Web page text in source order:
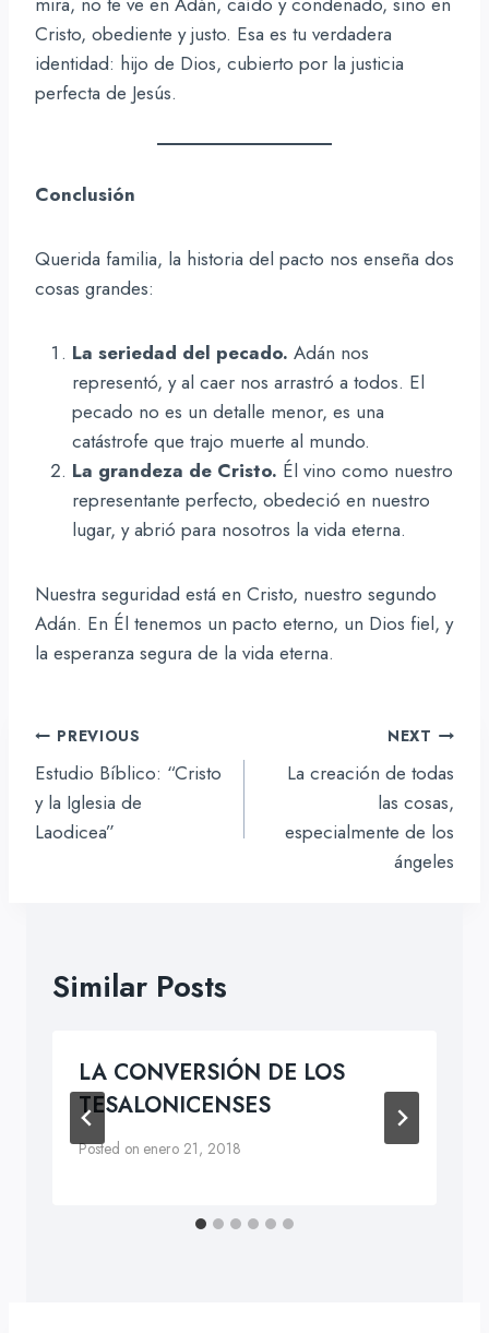
Cristo, obediente y justo. Esa es tu verdadera
identidad: hijo de Dios, cubierto por la justicia
perfecta de Jesús.
Conclusión
Querida familia, la historia del pacto nos enseña dos
cosas grandes:
La seriedad del pecado. Adán nos
representó, y al caer nos arrastró a todos. El
pecado no es un detalle menor, es una
catástrofe que trajo muerte al mundo.
La grandeza de Cristo. Él vino como nuestro
representante perfecto, obedeció en nuestro
lugar, y abrió para nosotros la vida eterna.
Nuestra seguridad está en Cristo, nuestro segundo
Adán. En Él tenemos un pacto eterno, un Dios fiel, y
la esperanza segura de la vida eterna.
Navegación
de
entradas
PREVIOUS
Estudio Bíblico: “Cristo
y la Iglesia de
Laodicea”
NEXT
La creación de todas
las cosas,
especialmente de los
ángeles
Similar Posts
LA CONVERSIÓN DE LOS
TESALONICENSES
Posted on enero 21, 2018